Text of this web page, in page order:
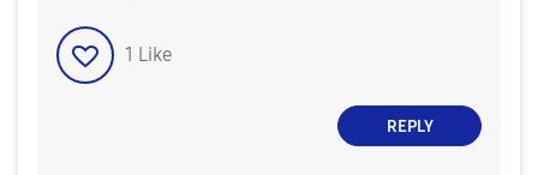
1 Like
REPLY